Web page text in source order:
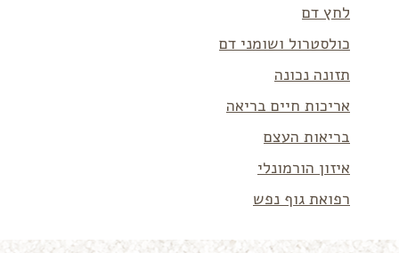
לחץ דם
כולסטרול ושומני דם
תזונה נכונה
אריכות חיים בריאה
בריאות העצם
איזון הורמונלי
רפואת גוף נפש